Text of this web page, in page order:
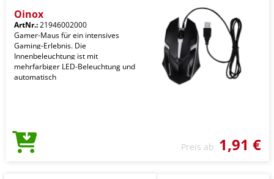
Qinox
ArtNr.:21946002000
Gamer-Maus für ein intensives
Gaming-Erlebnis. Die
Innenbeleuchtung ist mit
mehrfarbiger LED-Beleuchtung und
automatisch
Preis ab 1,91 €